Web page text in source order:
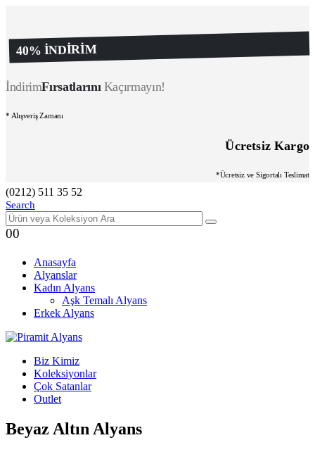
40% İNDİRİM
İndirimFırsatlarınıKaçırmayın!
* Alışveriş Zamanı
Ücretsiz Kargo
*Ücretsiz ve Sigortalı Teslimat
(0212) 511 35 52
Search
00
Anasayfa
Alyanslar
Kadın Alyans
Aşk Temalı Alyans
Erkek Alyans
Biz Kimiz
Koleksiyonlar
Çok Satanlar
Outlet
Beyaz Altın Alyans